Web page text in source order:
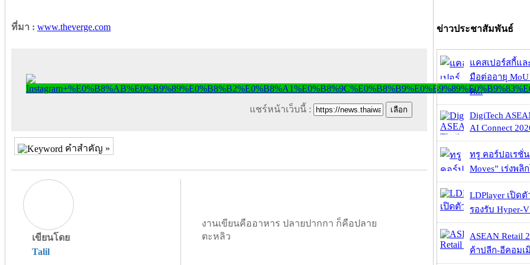
ที่มา : www.theverge.com
แชร์หน้าเว็บนี้ :
คำสำคัญ »
เขียนโดย
Talil
งานเขียนคืออาหาร ปลายปากกา ก็คือปลาย
ตะหลิว
ข่าวประชาสัมพันธ์
แคสเปอร์สกี้แ
มือต่ออายุ MoU
ค...
DigiTech
AI Connect
ทรู คอร์ปอเรชั่
Moves” เร่งพลิ
LDPlayer เปิด
รองรับ Hyper-
ASEAN Retail
ค้าปลีก-อีคอมเ